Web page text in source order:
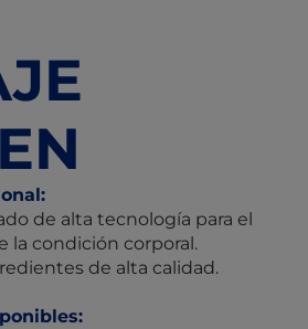
de alta tecnología para el
condición corporal.
de alta calidad.